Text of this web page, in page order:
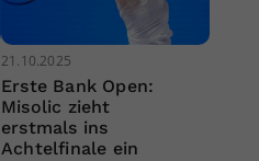
21.10.2025
Erste Bank Open:
Misolic zieht
erstmals ins
Achtelfinale ein